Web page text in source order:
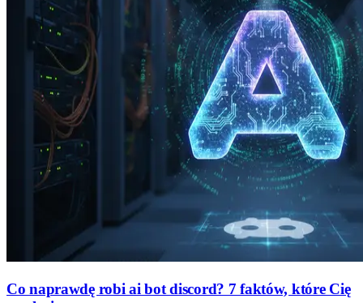
Co naprawdę robi ai bot discord? 7 faktów, które Cię